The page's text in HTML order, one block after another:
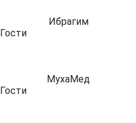
Ибрагим
Гости
МухаМед
Гости